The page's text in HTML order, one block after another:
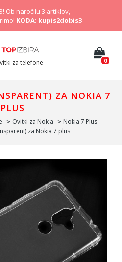
Ob naročilu 3 artiklov,
KODA: kupis2dobis3
za telefone 0
ZA NOKIA 7
PLUS
Ovitki za Nokia
Nokia 7 Plus
za Nokia 7 plus